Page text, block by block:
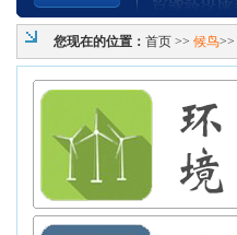
您现在的位置： 首页 >> 候鸟>>